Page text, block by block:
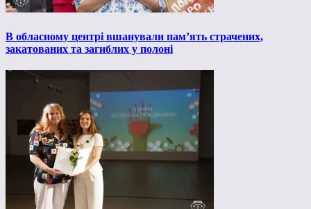
В обласному центрі вшанували пам’ять страчених,
закатованих та загиблих у полоні